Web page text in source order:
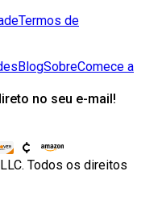
Termos de
BlogSobreComece a
no seu e-mail!
Todos os direitos